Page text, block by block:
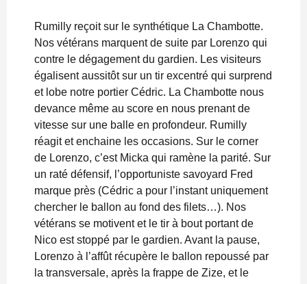
Rumilly reçoit sur le synthétique La Chambotte.
Nos vétérans marquent de suite par Lorenzo qui
contre le dégagement du gardien. Les visiteurs
égalisent aussitôt sur un tir excentré qui surprend
et lobe notre portier Cédric. La Chambotte nous
devance même au score en nous prenant de
vitesse sur une balle en profondeur. Rumilly
réagit et enchaine les occasions. Sur le corner
de Lorenzo, c’est Micka qui ramène la parité. Sur
un raté défensif, l’opportuniste savoyard Fred
marque près (Cédric a pour l’instant uniquement
chercher le ballon au fond des filets…). Nos
vétérans se motivent et le tir à bout portant de
Nico est stoppé par le gardien. Avant la pause,
Lorenzo à l’affût récupère le ballon repoussé par
la transversale, après la frappe de Zize, et le